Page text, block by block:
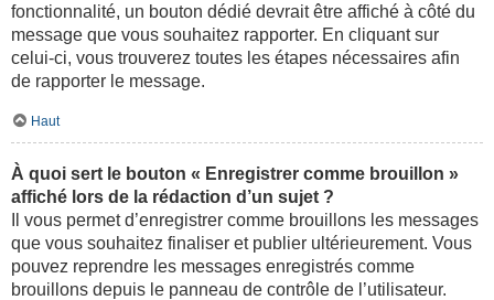
fonctionnalité, un bouton dédié devrait être affiché à côté du
message que vous souhaitez rapporter. En cliquant sur
celui-ci, vous trouverez toutes les étapes nécessaires afin
de rapporter le message.
Haut
À quoi sert le bouton « Enregistrer comme brouillon »
affiché lors de la rédaction d’un sujet ?
Il vous permet d’enregistrer comme brouillons les messages
que vous souhaitez finaliser et publier ultérieurement. Vous
pouvez reprendre les messages enregistrés comme
brouillons depuis le panneau de contrôle de l’utilisateur.